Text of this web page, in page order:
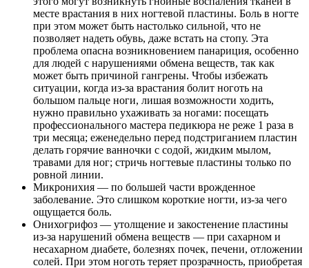
месте врастания в них ногтевой пластины. Боль в ногте
при этом может быть настолько сильной, что не
позволяет надеть обувь, даже встать на стопу. Эта
проблема опасна возникновением панариция, особенно
для людей с нарушениями обмена веществ, так как
может быть причиной гангрены. Чтобы избежать
ситуации, когда из-за врастания болит ноготь на
большом пальце ноги, лишая возможности ходить,
нужно правильно ухаживать за ногами: посещать
профессионального мастера педикюра не реже 1 раза в
три месяца; еженедельно перед подстриганием пластин
делать горячие ванночки с содой, жидким мылом,
травами для ног; стричь ногтевые пластины только по
ровной линии.
Микронихия — по большей части врожденное
заболевание. Это слишком короткие ногти, из-за чего
ощущается боль.
Онихогрифоз — утолщение и закостенение пластины
из-за нарушений обмена веществ — при сахарном и
несахарном диабете, болезнях почек, печени, отложении
солей. При этом ноготь теряет прозрачность, приобретая